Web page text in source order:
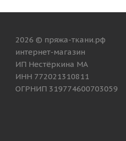
2026 © пряжа-ткани.рф
интернет-магазин
ИП Нестёркина МА
ИНН 772021310811
ОГРНИП 319774600703059